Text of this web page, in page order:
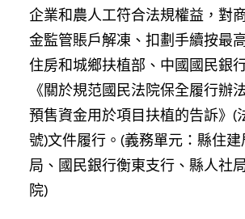
企業和農人工符合法規權益，對
金監管賬戶解凍、扣劃手續按最
住房和城鄉扶植部、中國國民銀
《關於規范國民法院保全履行辦
預售資金用於項目扶植的告訴》(
號)文件履行。(義務單元：縣住
局、國民銀行衡東支行、縣人社
院)